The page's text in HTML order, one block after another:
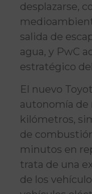
desplazarse,
salida de
agua, y PwC
estratégico
El nuevo
autonomía de
kilómetros,
de
minutos en
trata de una
de los